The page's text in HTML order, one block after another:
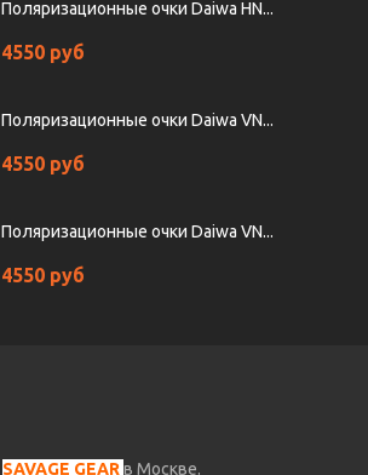
Поляризационные очки Daiwa HN...
4550 руб
Поляризационные очки Daiwa VN...
4550 руб
Поляризационные очки Daiwa VN...
4550 руб
SAVAGE GEARв Москве.